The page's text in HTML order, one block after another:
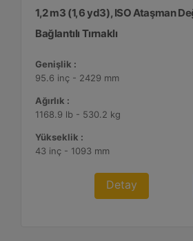
1,2 m3 (1,6 yd3), ISO Ataşman
Bağlantılı Tırnaklı
Genişlik :
95.6 inç - 2429 mm
Ağırlık :
1168.9 lb - 530.2 kg
Yükseklik :
43 inç - 1093 mm
Detay